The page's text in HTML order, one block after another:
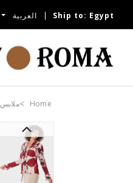
Ship to: Egypt العربية
Home ملابس